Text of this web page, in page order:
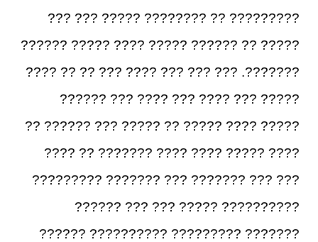
????????? ?? ???????? ????? ??? ???
????? ?? ?????? ????? ???? ????? ??????
???????. ??? ??? ??? ???? ??? ?? ?? ????
????? ??? ???? ??? ???? ??? ??????
????? ???? ????? ?? ????? ??? ?????? ??
???? ????? ???? ???? ??????? ?? ????
??? ??? ??????? ??? ??????? ?????????
?????????? ????? ??? ??? ??????
??????? ????????? ?????????? ??????